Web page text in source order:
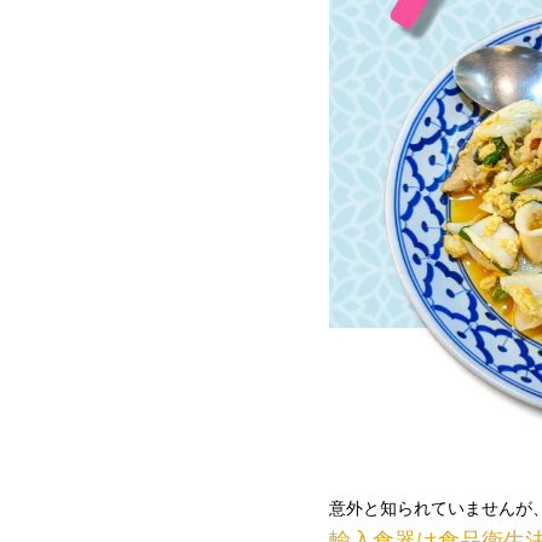
意外と知られていませんが